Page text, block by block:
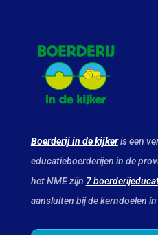
Boerderij in de kijkeris een
educatieboerderijen in de
het NME zijn 7
aansluiten bij de kerndoelen